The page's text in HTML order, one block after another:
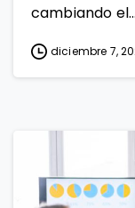
cambiando el...
diciembre 7,